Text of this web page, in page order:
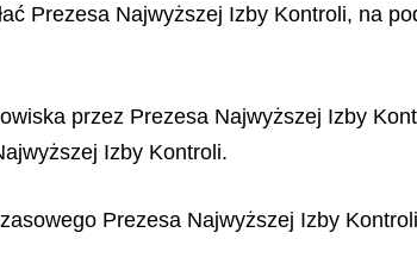
Prezesa Najwyższej Izby Kontroli, na
przez Prezesa Najwyższej Izby
Izby Kontroli.
Prezesa Najwyższej Izby